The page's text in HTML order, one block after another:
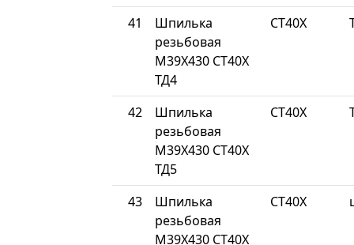
41
Шпилька
резьбовая
М39Х430 СТ40Х
ТД4
СТ40Х
42
Шпилька
резьбовая
М39Х430 СТ40Х
ТД5
СТ40Х
43
Шпилька
резьбовая
М39Х430 СТ40Х
СТ40Х